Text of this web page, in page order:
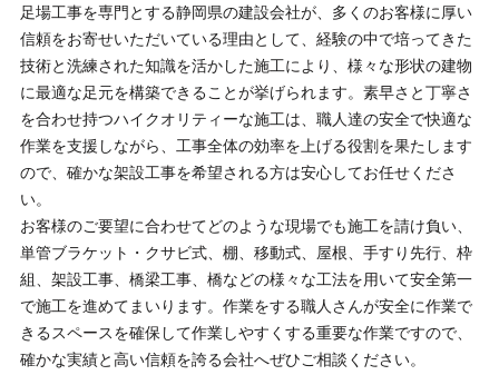
足場工事を専門とする静岡県の建設会社が、多くのお客様に厚い
信頼をお寄せいただいている理由として、経験の中で培ってきた
技術と洗練された知識を活かした施工により、様々な形状の建物
に最適な足元を構築できることが挙げられます。素早さと丁寧さ
を合わせ持つハイクオリティーな施工は、職人達の安全で快適な
作業を支援しながら、工事全体の効率を上げる役割を果たします
ので、確かな架設工事を希望される方は安心してお任せくださ
い。
お客様のご要望に合わせてどのような現場でも施工を請け負い、
単管ブラケット・クサビ式、棚、移動式、屋根、手すり先行、枠
組、架設工事、橋梁工事、橋などの様々な工法を用いて安全第一
で施工を進めてまいります。作業をする職人さんが安全に作業で
きるスペースを確保して作業しやすくする重要な作業ですので、
確かな実績と高い信頼を誇る会社へぜひご相談ください。